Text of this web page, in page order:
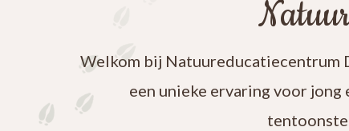
Welkom bij Natuureducatiecentrum
een unieke ervaring voor